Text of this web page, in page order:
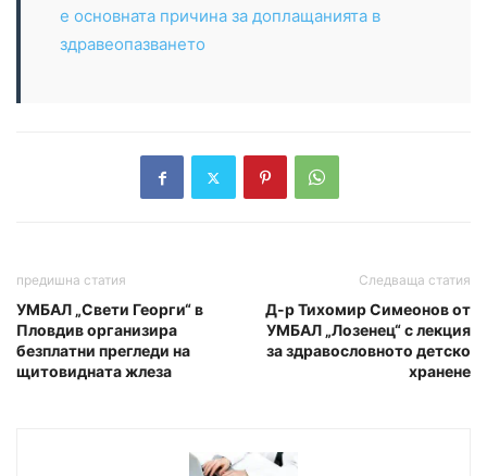
е основната причина за доплащанията в
здравеопазването
предишна статия
УМБАЛ „Свети Георги“ в
Пловдив организира
безплатни прегледи на
щитовидната жлеза
Следваща статия
Д-р Тихомир Симеонов от
УМБАЛ „Лозенец“ с лекция
за здравословното детско
хранене